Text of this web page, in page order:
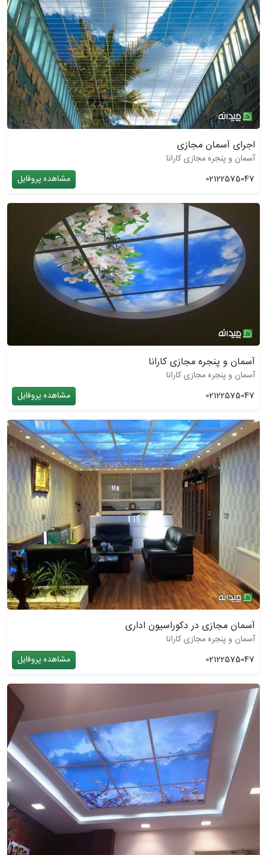
اجرای آسمان مجازی
آسمان و پنجره مجازی کارانا
02122575047
مشاهده پروفایل
آسمان و پنجره مجازی کارانا
آسمان و پنجره مجازی کارانا
02122575047
مشاهده پروفایل
آسمان مجازی در دکوراسیون اداری
آسمان و پنجره مجازی کارانا
02122575047
مشاهده پروفایل